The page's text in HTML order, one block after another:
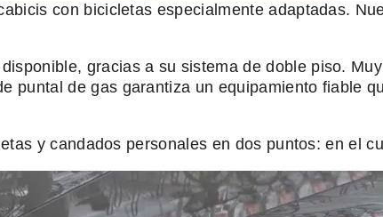
con bicicletas especialmente adaptadas.
gracias a su sistema de doble piso.
puntal de gas garantiza un equipamiento fiable
y candados personales en dos puntos: en el